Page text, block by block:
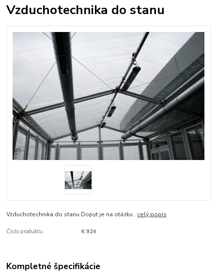
Vzduchotechnika do stanu
Vzduchotechnika do stanu Dopyt je na otázku . celý popis
Číslo produktu: K 924
Kompletné špecifikácie